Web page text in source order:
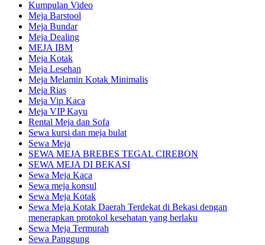
Kumpulan Video
Meja Barstool
Meja Bundar
Meja Dealing
MEJA IBM
Meja Kotak
Meja Lesehan
Meja Melamin Kotak Minimalis
Meja Rias
Meja Vip Kaca
Meja VIP Kayu
Rental Meja dan Sofa
Sewa kursi dan meja bulat
Sewa Meja
SEWA MEJA BREBES TEGAL CIREBON
SEWA MEJA DI BEKASI
Sewa Meja Kaca
Sewa meja konsul
Sewa Meja Kotak
Sewa Meja Kotak Daerah Terdekat di Bekasi dengan
menerapkan protokol kesehatan yang berlaku
Sewa Meja Termurah
Sewa Panggung